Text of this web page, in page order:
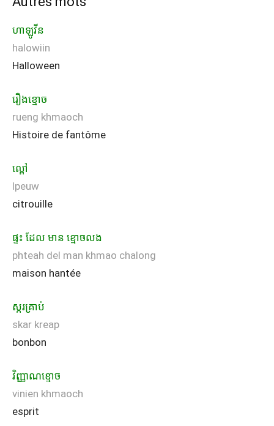
ហាឡូវីន
halowiin
Halloween
រឿង​ខ្មោច
rueng khmaoch
Histoire de fantôme
ល្ពៅ
lpeuw
citrouille
ផ្ទះ ដែល មាន ខ្មោចលង
phteah del man khmao chalong
maison hantée
ស្ករគ្រាប់
skar kreap
bonbon
វិញ្ញាណខ្មោច
vinien khmaoch
esprit